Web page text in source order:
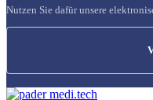
Nutzen Sie dafür unsere